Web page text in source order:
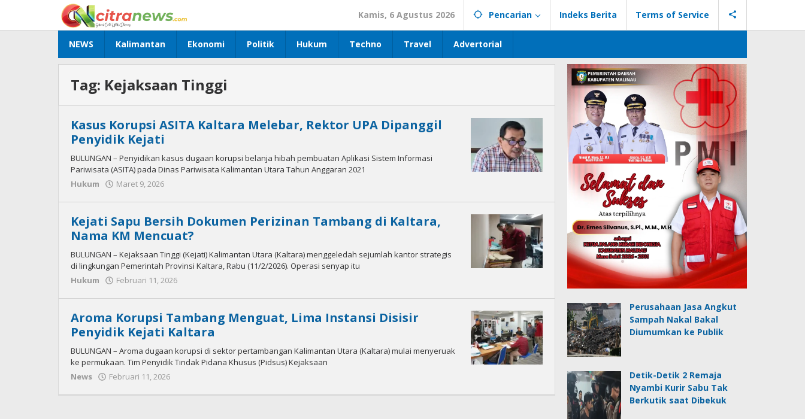
konten
Kamis, 6 Agustus 2026 Pencarian Indeks Berita Terms of Service
NEWS Kalimantan Ekonomi Politik Hukum Techno Travel Advertorial
Tag: Kejaksaan Tinggi
Kasus Korupsi ASITA Kaltara Melebar, Rektor UPA Dipanggil
Penyidik Kejati
BULUNGAN – Penyidikan kasus dugaan korupsi belanja hibah pembuatan Aplikasi Sistem Informasi
Pariwisata (ASITA) pada Dinas Pariwisata Kalimantan Utara Tahun Anggaran 2021
Hukum
Maret 9, 2026
Kejati Sapu Bersih Dokumen Perizinan Tambang di Kaltara,
Nama KM Mencuat?
BULUNGAN – Kejaksaan Tinggi (Kejati) Kalimantan Utara (Kaltara) menggeledah sejumlah kantor strategis
di lingkungan Pemerintah Provinsi Kaltara, Rabu (11/2/2026). Operasi senyap itu
Hukum
Februari 11, 2026
Aroma Korupsi Tambang Menguat, Lima Instansi Disisir
Penyidik Kejati Kaltara
BULUNGAN – Aroma dugaan korupsi di sektor pertambangan Kalimantan Utara (Kaltara) mulai menyeruak
ke permukaan. Tim Penyidik Tindak Pidana Khusus (Pidsus) Kejaksaan
News
Februari 11, 2026
Perusahaan Jasa Angkut
Sampah Nakal Bakal
Diumumkan ke Publik
Detik-Detik 2 Remaja
Nyambi Kurir Sabu Tak
Berkutik saat Dibekuk